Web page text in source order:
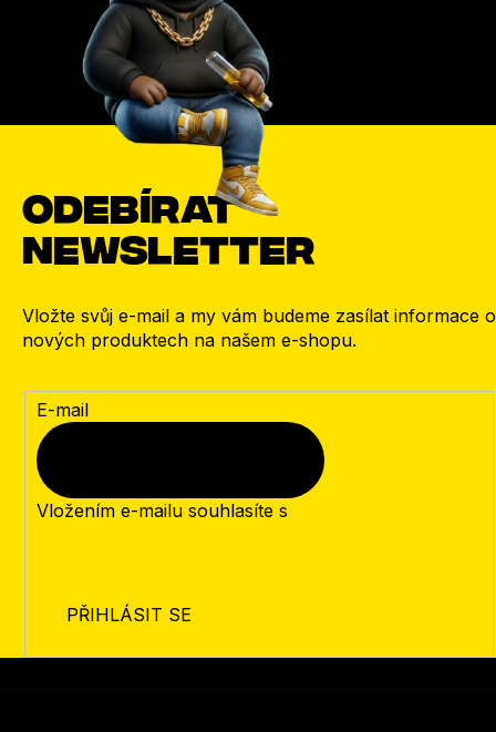
Odebírat
newsletter
Vložte svůj e-mail a my vám budeme zasílat informace o
nových produktech na našem e-shopu.
E-mail
Vložením e-mailu souhlasíte s
PŘIHLÁSIT SE